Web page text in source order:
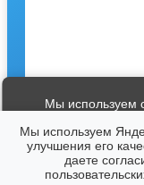
© 2026 Музеи
Мы используем
улучшения его
даете
Мы используем